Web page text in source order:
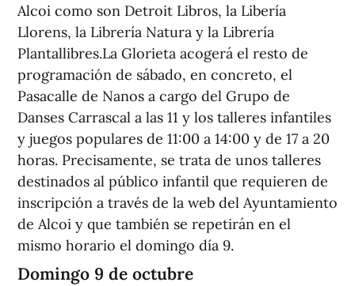
Alcoi como son Detroit Libros, la Libería
Llorens, la Librería Natura y la Librería
Plantallibres.La Glorieta acogerá el resto de
programación de sábado, en concreto, el
Pasacalle de Nanos a cargo del Grupo de
Danses Carrascal a las 11 y los talleres infantiles
y juegos populares de 11:00 a 14:00 y de 17 a 20
horas. Precisamente, se trata de unos talleres
destinados al público infantil que requieren de
inscripción a través de la web del Ayuntamiento
de Alcoi y que también se repetirán en el
mismo horario el domingo día 9.
Domingo 9 de octubre